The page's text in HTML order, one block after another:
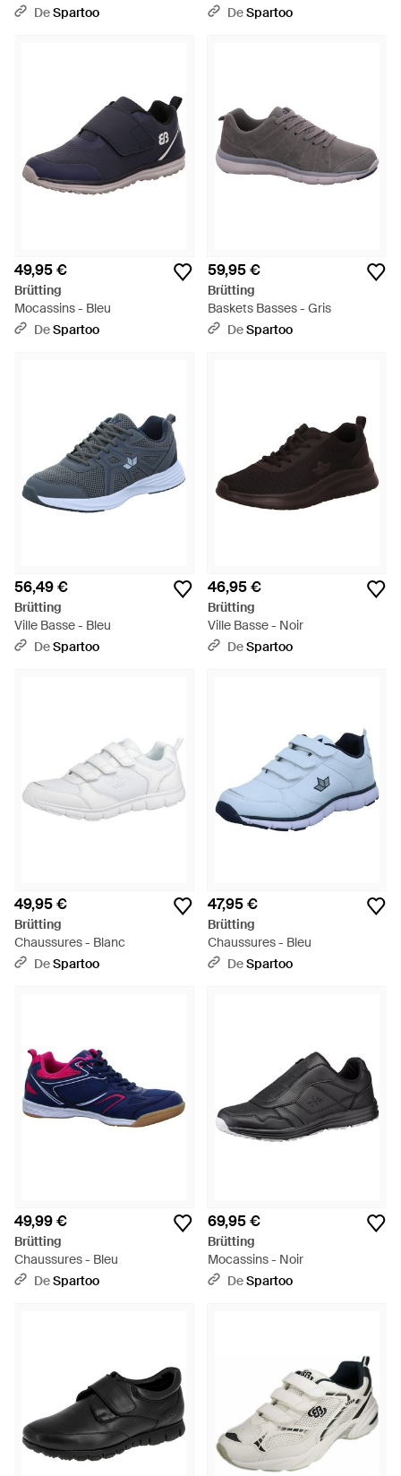
DeSpartoo
DeSpartoo
49,95 €
Brütting
Mocassins - Bleu
DeSpartoo
59,95 €
Brütting
Baskets Basses - Gris
DeSpartoo
56,49 €
Brütting
Ville Basse - Bleu
DeSpartoo
46,95 €
Brütting
Ville Basse - Noir
DeSpartoo
49,95 €
Brütting
Chaussures - Blanc
DeSpartoo
47,95 €
Brütting
Chaussures - Bleu
DeSpartoo
49,99 €
Brütting
Chaussures - Bleu
DeSpartoo
69,95 €
Brütting
Mocassins - Noir
DeSpartoo